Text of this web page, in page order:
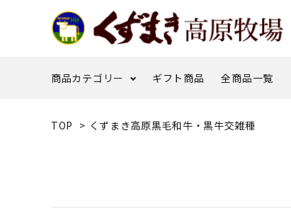
商品カテゴリー
牧場ギフトセット
ギフト商品 全商品一覧
TOP > くずまき高原黒毛和牛・黒牛交雑種